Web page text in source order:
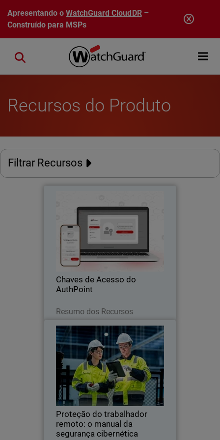
Pular para o conteúdo principal
Apresentando oWatchGuard CloudDR–
Construído para MSPs
Open
Close search
Recursos do Produto
Filtrar Recursos
Chaves de Acesso do
AuthPoint
Resumo dos Recursos
Autenticação sem senha com chaves
AuthPoint para aplicações OIDC e
SAML. Impeça o roubo de credenciais e
ataques de phishing em toda a sua
plataforma SaaS.
Thumbnail
Proteção do trabalhador
remoto: o manual da
segurança cibernética
Proteção do trabalhador
remoto: o manual da segurança
cibernética industrial
Body
A indústria e a construção são alvos
importantes para os hackers.
Simplifique a sua segurança e proteja
cada conexão do chão de fábrica com o
WatchGuard FireCloud.
Leia agora